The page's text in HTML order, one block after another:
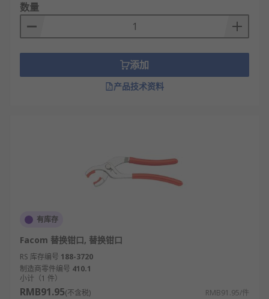
数量
添加
产品技术资料
有库存
Facom 替换钳口, 替换钳口
RS 库存编号 188-3720
制造商零件编号 410.1
小计（1 件）
RMB91.95(不含税) RMB91.95/件